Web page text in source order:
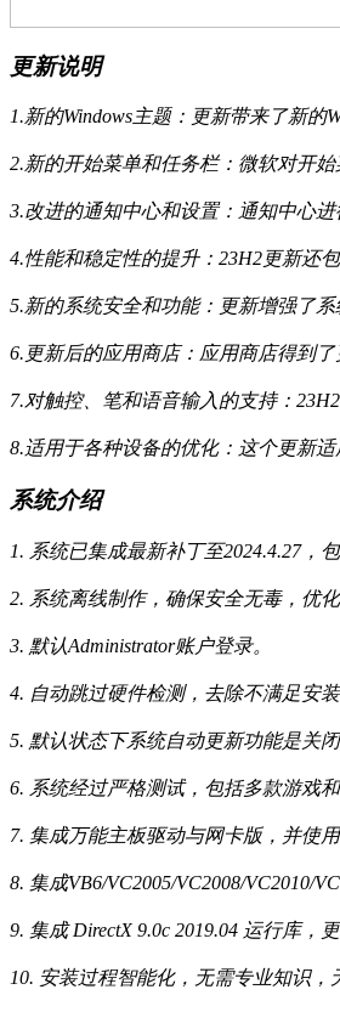
更新说明
1.新的Windows主题：更新带来了新的
2.新的开始菜单和任务栏：微软对开
3.改进的通知中心和设置：通知中心
4.性能和稳定性的提升：23H2更新还
5.新的系统安全和功能：更新增强了
6.更新后的应用商店：应用商店得到
7.对触控、笔和语音输入的支持：
8.适用于各种设备的优化：这个更新
系统介绍
1. 系统已集成最新补丁至2024.4.27，
2. 系统离线制作，确保安全无毒，优
3. 默认Administrator账户登录。
4. 自动跳过硬件检测，去除不满足安
5. 默认状态下系统自动更新功能是关
6. 系统经过严格测试，包括多款游戏
7. 集成万能主板驱动与网卡版，并使
8. 集成VB6/VC2005/VC2008/VC2010/
9. 集成 DirectX 9.0c 2019.04 运行库，
10. 安装过程智能化，无需专业知识，